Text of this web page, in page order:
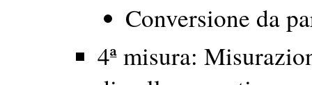
Conversione da
4ª misura: